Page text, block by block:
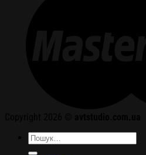
Шукати: